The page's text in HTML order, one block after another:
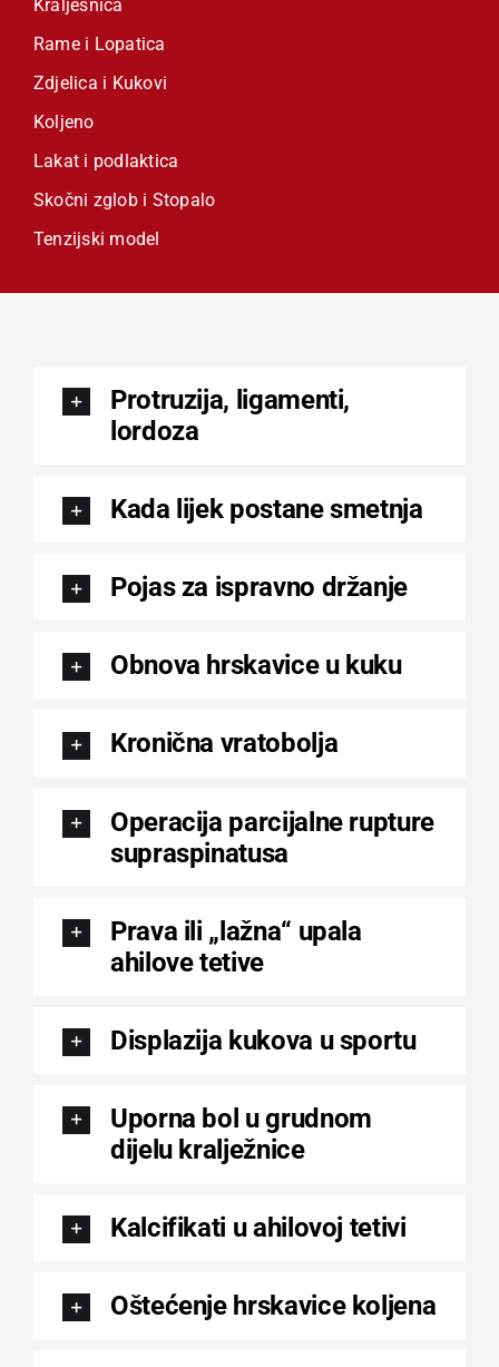
Kralješnica
Rame i Lopatica
Zdjelica i Kukovi
Koljeno
Lakat i podlaktica
Skočni zglob i Stopalo
Tenzijski model
Protruzija, ligamenti,
lordoza
Kada lijek postane smetnja
Pojas za ispravno držanje
Obnova hrskavice u kuku
Kronična vratobolja
Operacija parcijalne rupture
supraspinatusa
Prava ili „lažna“ upala
ahilove tetive
Displazija kukova u sportu
Uporna bol u grudnom
dijelu kralježnice
Kalcifikati u ahilovoj tetivi
Oštećenje hrskavice koljena